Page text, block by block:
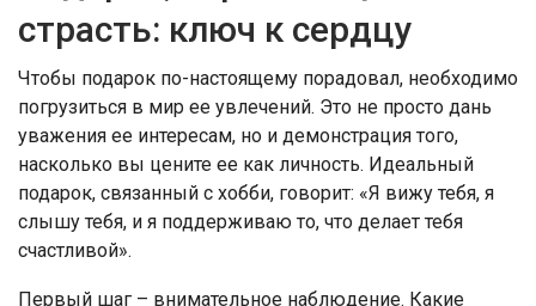
страсть: ключ к сердцу
Чтобы подарок по-настоящему порадовал, необходимо
погрузиться в мир ее увлечений. Это не просто дань
уважения ее интересам, но и демонстрация того,
насколько вы цените ее как личность. Идеальный
подарок, связанный с хобби, говорит: «Я вижу тебя, я
слышу тебя, и я поддерживаю то, что делает тебя
счастливой».
Первый шаг – внимательное наблюдение. Какие